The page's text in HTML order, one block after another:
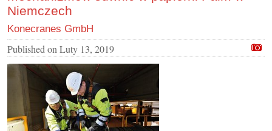
Niemczech
Konecranes GmbH
Published on Luty 13, 2019